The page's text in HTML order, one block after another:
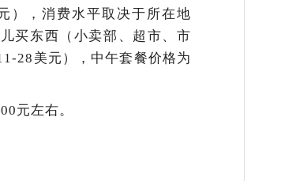
），消费水平取决于所在地
买东西（小卖部、超市、市
28美元），中午套餐价格为
元左右。